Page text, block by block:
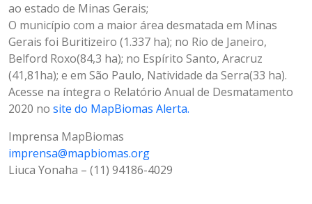
ao estado de Minas Gerais;
O município com a maior área desmatada em Minas
Gerais foi Buritizeiro (1.337 ha); no Rio de Janeiro,
Belford Roxo(84,3 ha); no Espírito Santo, Aracruz
(41,81ha); e em São Paulo, Natividade da Serra(33 ha).
Acesse na íntegra o Relatório Anual de Desmatamento
2020 no site do MapBiomas Alerta.
Imprensa MapBiomas
imprensa@mapbiomas.org
Liuca Yonaha – (11) 94186-4029